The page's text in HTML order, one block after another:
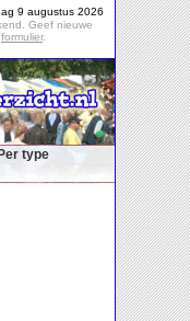
9 augustus 2026
Geef nieuwe
formulier.
Per type